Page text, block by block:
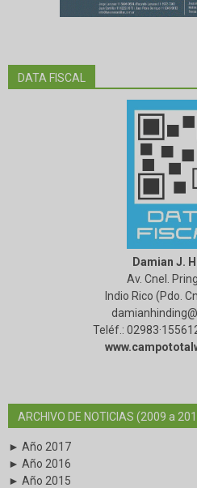
DATA FISCAL
Damian J.
Av. Cnel.
Indio Rico (Pdo.
Teléf.:
ARCHIVO DE NOTICIAS (2009 a
► Año 2017
► Año 2016
► Año 2015